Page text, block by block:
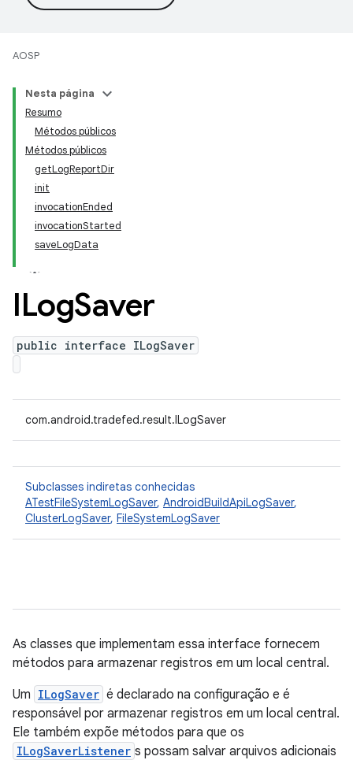
AOSP
Nesta página
Resumo
Métodos públicos
Métodos públicos
getLogReportDir
init
invocationEnded
invocationStarted
saveLogData
ILogSaver
public interface ILogSaver
com.android.tradefed.result.ILogSaver
Subclasses indiretas conhecidas
ATestFileSystemLogSaver, AndroidBuildApiLogSaver,
ClusterLogSaver, FileSystemLogSaver
As classes que implementam essa interface fornecem
métodos para armazenar registros em um local central.
Um ILogSaver é declarado na configuração e é
responsável por armazenar registros em um local central.
Ele também expõe métodos para que os
ILogSaverListener s possam salvar arquivos adicionais